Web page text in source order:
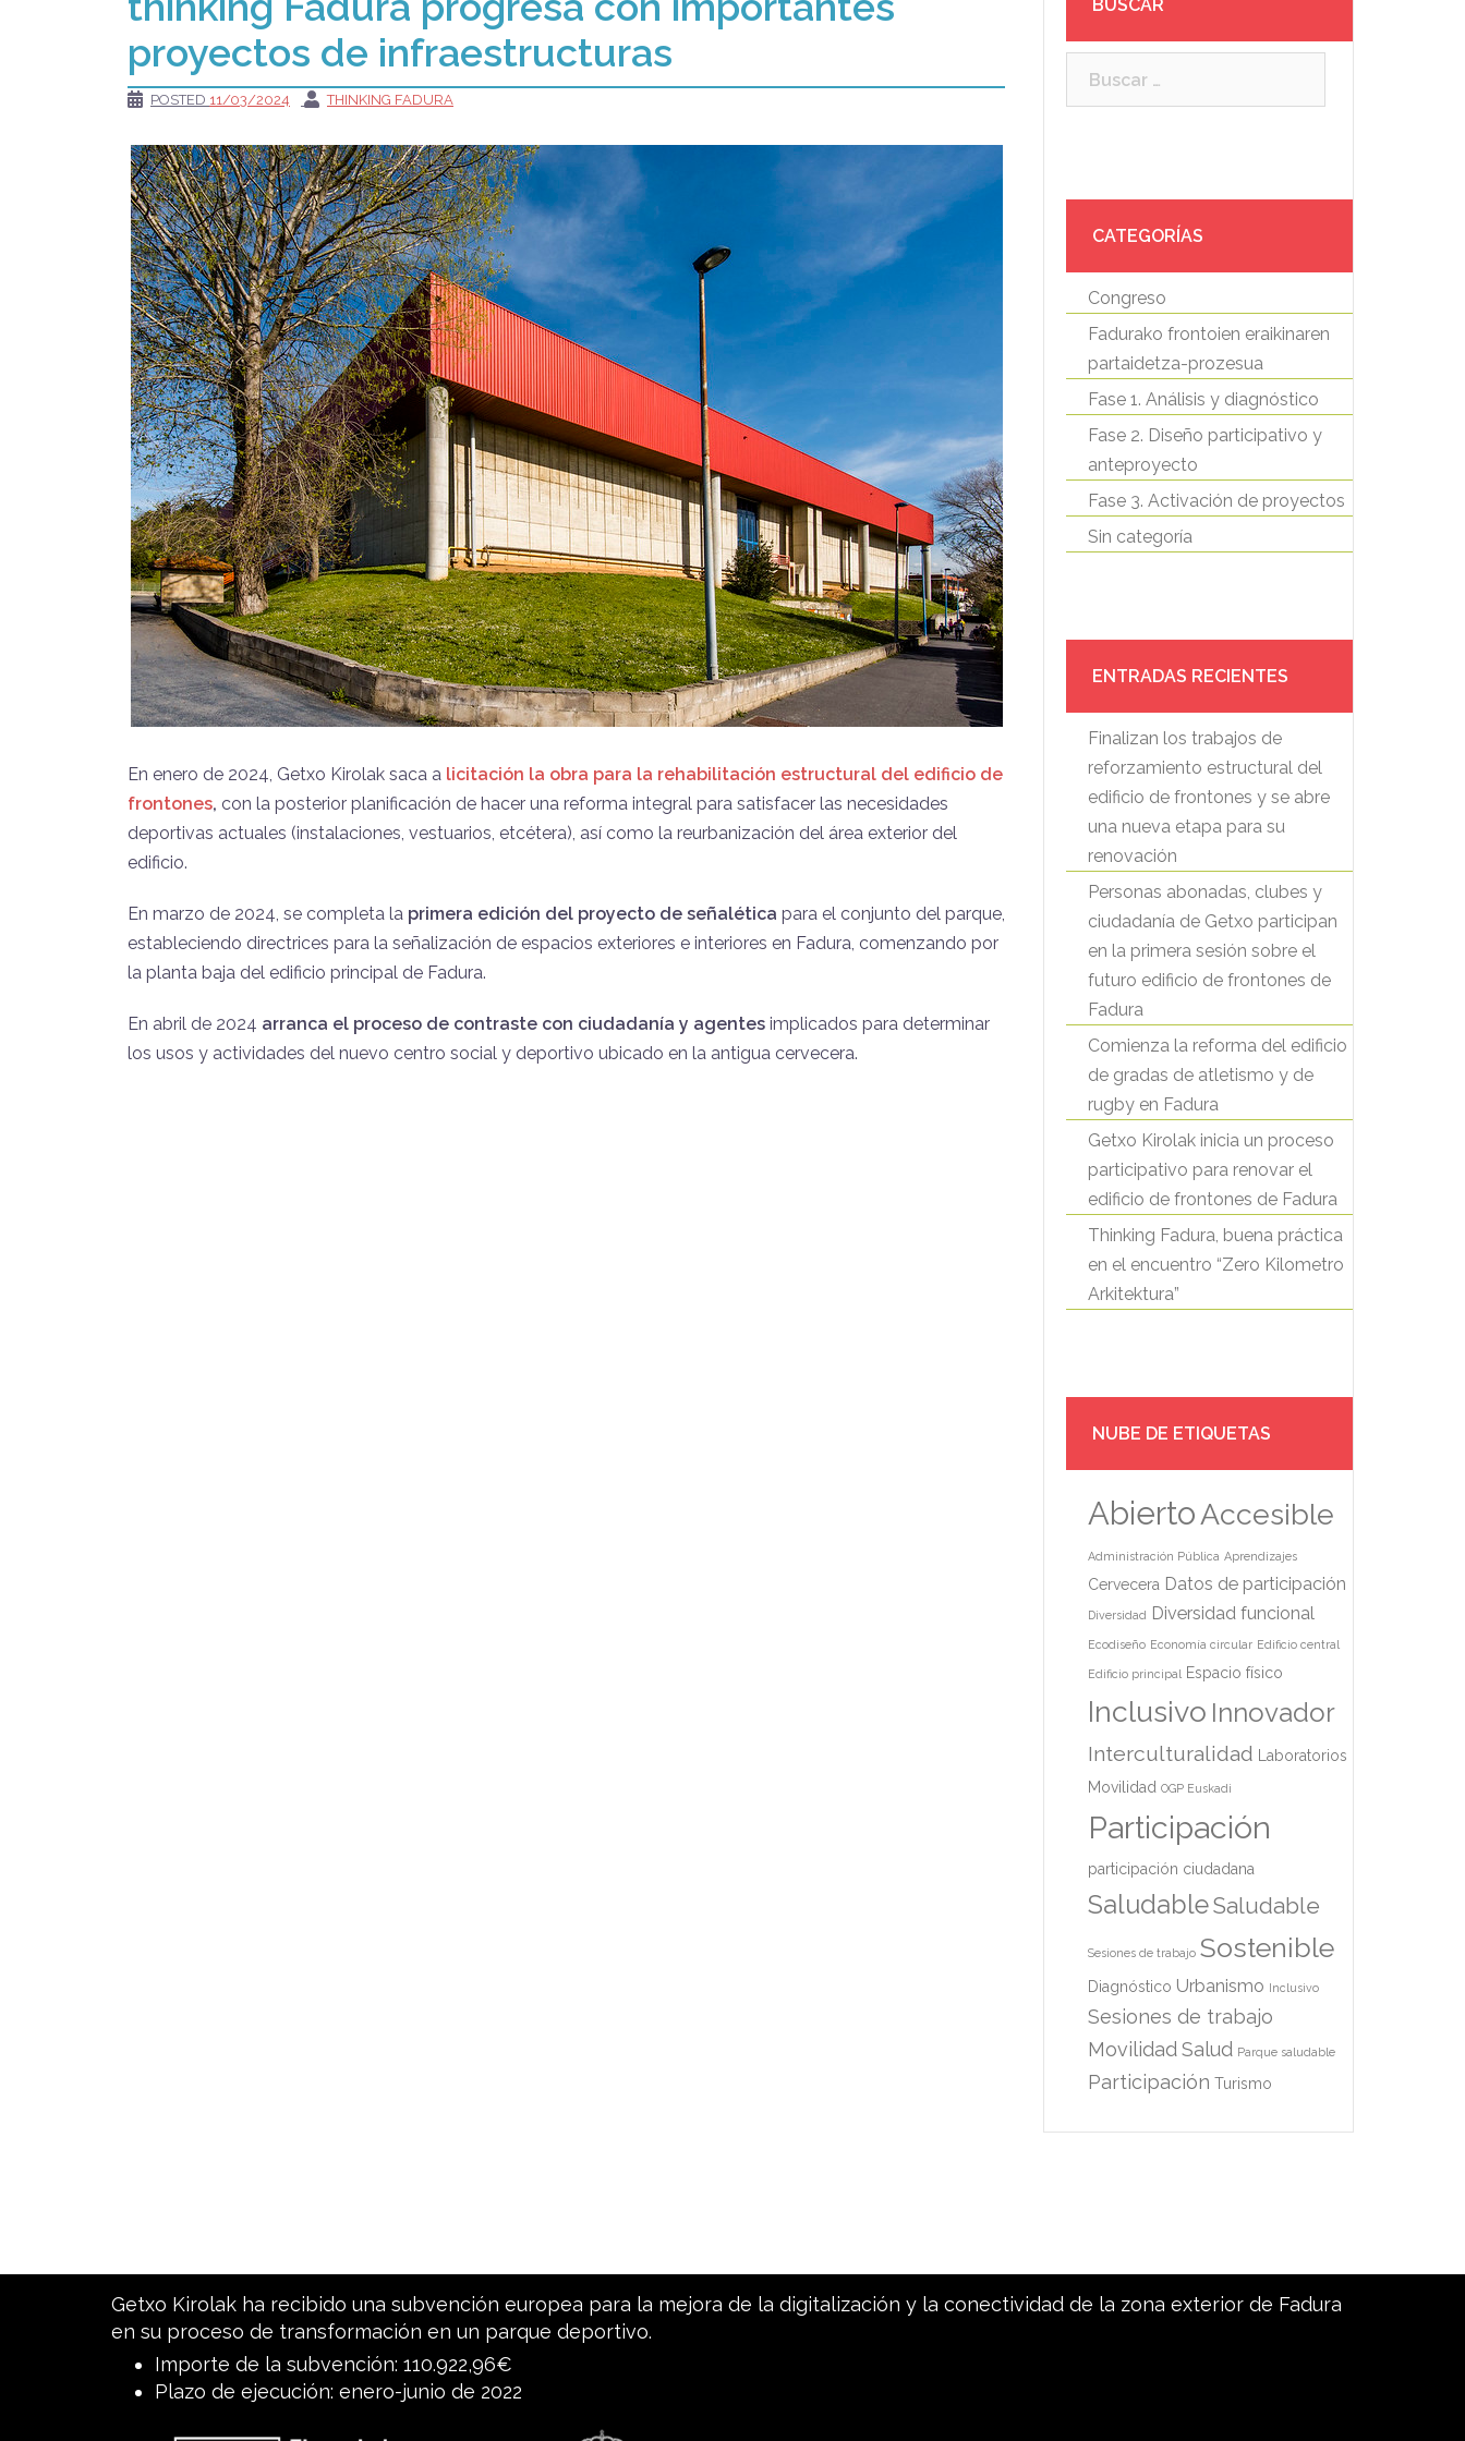
proyectos de infraestructuras
POSTED 11/03/2024 THINKING FADURA
En enero de 2024, Getxo Kirolak saca a licitación la obra para la rehabilitación estructural del edificio de
frontones, con la posterior planificación de hacer una reforma integral para satisfacer las necesidades
deportivas actuales (instalaciones, vestuarios, etcétera), así como la reurbanización del área exterior del
edificio.
En marzo de 2024, se completa la primera edición del proyecto de señalética para el conjunto del parque,
estableciendo directrices para la señalización de espacios exteriores e interiores en Fadura, comenzando por
la planta baja del edificio principal de Fadura.
En abril de 2024 arranca el proceso de contraste con ciudadanía y agentes implicados para determinar
los usos y actividades del nuevo centro social y deportivo ubicado en la antigua cervecera.
BUSCAR
CATEGORÍAS
Congreso
Fadurako frontoien eraikinaren
partaidetza-prozesua
Fase 1. Análisis y diagnóstico
Fase 2. Diseño participativo y
anteproyecto
Fase 3. Activación de proyectos
Sin categoría
ENTRADAS RECIENTES
Finalizan los trabajos de
reforzamiento estructural del
edificio de frontones y se abre
una nueva etapa para su
renovación
Personas abonadas, clubes y
ciudadanía de Getxo participan
en la primera sesión sobre el
futuro edificio de frontones de
Fadura
Comienza la reforma del edificio
de gradas de atletismo y de
rugby en Fadura
Getxo Kirolak inicia un proceso
participativo para renovar el
edificio de frontones de Fadura
Thinking Fadura, buena práctica
en el encuentro “Zero Kilometro
Arkitektura”
NUBE DE ETIQUETAS
AbiertoAccesible
Administración Pública Aprendizajes
Cervecera Datos de participación
Diversidad Diversidad funcional
Ecodiseño Economía circular Edificio central
Edificio principal Espacio físico
Inclusivo Innovador
Interculturalidad
Laboratorios
Movilidad OGP Euskadi
Participación
participación ciudadana
SaludableSaludable
Sesiones de trabajo Sostenible
Diagnóstico Urbanismo Inclusivo
Sesiones de trabajo
Movilidad Salud Parque saludable
Participación Turismo
Getxo Kirolak ha recibido una subvención europea para la mejora de la digitalización y la conectividad de la zona exterior de Fadura
en su proceso de transformación en un parque deportivo.
Importe de la subvención: 110.922,96€
Plazo de ejecución: enero-junio de 2022